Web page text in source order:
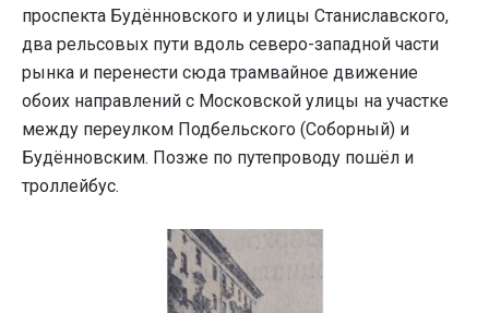
проспекта Будённовского и улицы Станиславского,
два рельсовых пути вдоль северо-западной части
рынка и перенести сюда трамвайное движение
обоих направлений с Московской улицы на участке
между переулком Подбельского (Соборный) и
Будённовским. Позже по путепроводу пошёл и
троллейбус.